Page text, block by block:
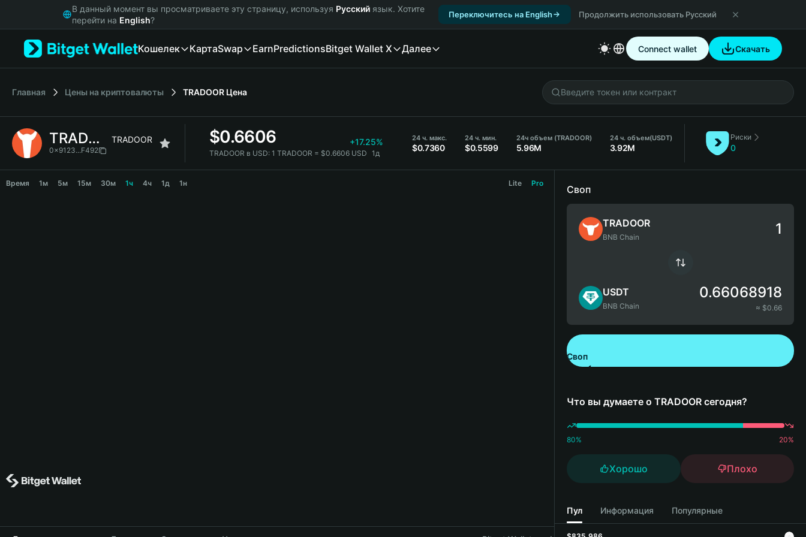
Русский
Italiano
简体中文
繁體中文
Bahasa Indonesia
В данный момент вы просматриваете эту страницу, используя Русский язык. Хотите
перейти на English?
Переключитесь на English Продолжить использовать Русский
Кошелек КартаSwap EarnPredictionsBitget Wallet X Далее Connect wallet Скачать
Главная Цены на криптовалюты TRADOOR Цена
TRADOOR TRADOOR
0x9123...F492
$0.6606 +17.25%
TRADOOR в USD: 1 TRADOOR = $0.6606 USD 1д
24 ч. макс.
$0.7360
24 ч. мин.
$0.5599
24ч объем (TRADOOR)
5.96M
24 ч. объем(USDT)
3.92M
Риски
0
Время 1м 5м 15м 30м 1ч 4ч 1д 1н Lite Pro
Своп
TRADOOR
BNB Chain
USDT
BNB Chain
0.66068918
≈ $0.66
Своп
Что вы думаете о TRADOOR сегодня?
80% 20%
Хорошо Плохо
Пул Информация Популярные